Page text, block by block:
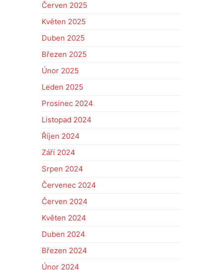
Červen 2025
Květen 2025
Duben 2025
Březen 2025
Únor 2025
Leden 2025
Prosinec 2024
Listopad 2024
Říjen 2024
Září 2024
Srpen 2024
Červenec 2024
Červen 2024
Květen 2024
Duben 2024
Březen 2024
Únor 2024